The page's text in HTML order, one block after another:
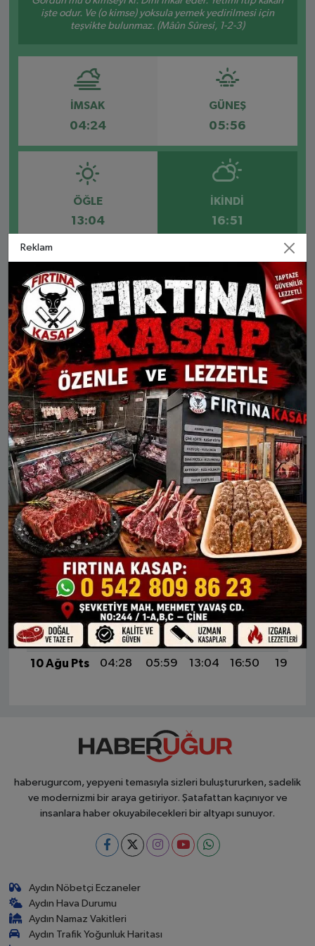
işte odur. Ve (o kimse) yoksula yemek yedirilmesi için
teşvikte bulunmaz. (Mâûn Sûresi, 1-2-3)
İMSAK
04:24
GÜNEŞ
05:56
ÖĞLE
13:04
İKINDI
16:51
AKŞAM
20:03
YATSI
21:29
Akseki Aksu Alanya Demre Elmalı
Finike Gazipaşa Gündoğmuş İbradı
Kaş Kemer Korkuteli Kumluca
Manavgat Serik
İBRADI AYLIK NAMAZ VAKITLERI
İMSAK GÜNEŞ ÖĞLE İKINDI AKŞAM
7 Ağu Cum
04:24 05:56 13:04 16:51
20:03
8 Ağu Cts
04:25 05:57 13:04 16:51
9 Ağu Paz
04:26 05:58 13:04 16:51
20:00
10 Ağu Pts
04:28 05:59 13:04 16:50 19:59
haberugurcom, yepyeni temasıyla sizleri buluştururken, sadelik
ve modernizmi bir araya getiriyor. Şatafattan kaçınıyor ve
insanlara haber okuyabilecekleri bir altyapı sunuyor.
Aydın Nöbetçi Eczaneler
Aydın Hava Durumu
Aydın Namaz Vakitleri
Aydın Trafik Yoğunluk Haritası
Reklam